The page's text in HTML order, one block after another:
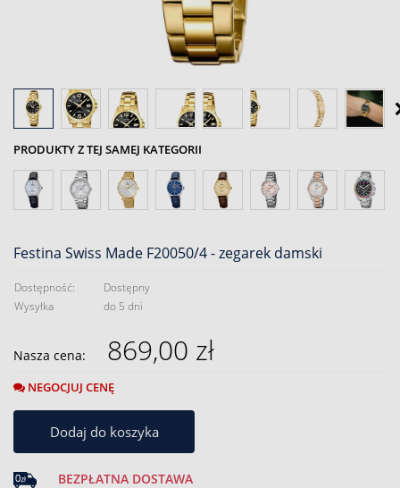
PRODUKTY Z TEJ SAMEJ KATEGORII
Festina Swiss Made F20050/4 - zegarek damski
Dostępność:
Dostępny
Wysyłka
do 5 dni
Nasza cena: 869,00 zł
NEGOCJUJ CENĘ
Dodaj do koszyka
BEZPŁATNA DOSTAWA